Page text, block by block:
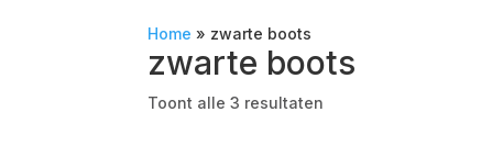
Home » zwarte boots
zwarte boots
Toont alle 3 resultaten